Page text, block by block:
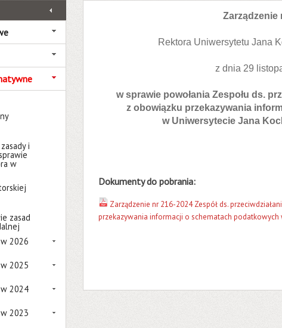
i
w
zasad
2026
2025
w 2024
2023
Zarządzenie
Rektora Uniwersytetu Jana
z dnia 29
w sprawie powołania Zespołu ds.
z obowiązku przekazywania
w Uniwersytecie Jana
Dokumenty do pobrania:
Zarządzenie nr 216-2024 Zespół ds.
przekazywania informacji o schematach podatkowych